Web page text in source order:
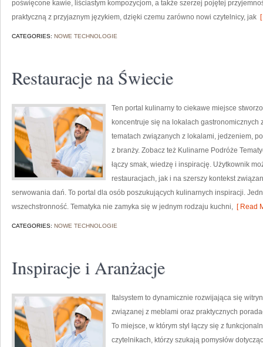
poświęcone kawie, liściastym kompozycjom, a także szerzej pojętej
praktyczną z przyjaznym językiem, dzięki czemu zarówno nowi czytelnicy, jak
CATEGORIES: NOWE TECHNOLOGIE
Restauracje na Świecie
Ten portal kulinarny to ciekawe miejsce
koncentruje się na lokalach gastronomicznych
tematach związanych z lokalami, jedzeniem,
z branży. Zobacz też Kulinarne Podróże
łączy smak, wiedzę i inspirację. Użytkownik
restauracjach, jak i na szerszy kontekst
serwowania dań. To portal dla osób poszukujących kulinarnych inspiracji.
wszechstronność. Tematyka nie zamyka się w jednym rodzaju kuchni, [ Read
CATEGORIES: NOWE TECHNOLOGIE
Inspiracje i Aranżacje
Italsystem to dynamicznie rozwijająca się
związanej z meblami oraz praktycznych
To miejsce, w którym styl łączy się z
czytelnikach, którzy szukają pomysłów